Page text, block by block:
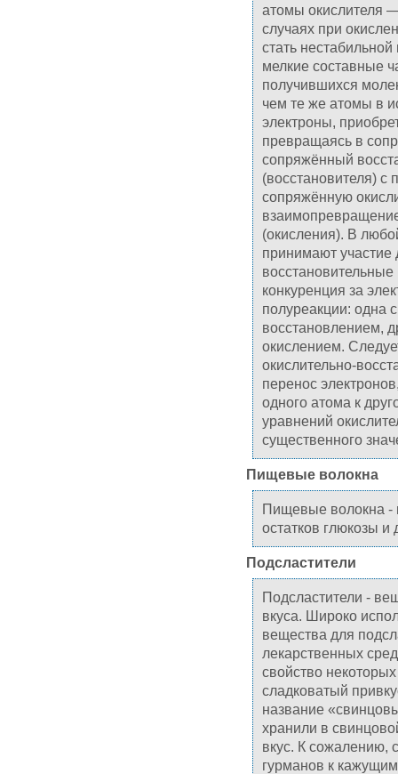
атомы окислителя
случаях при
стать
мелкие составные
получившихся
чем те же атомы в
электроны,
превращаясь в
сопряжённый
(восстановителя) с
сопряжённую
(окисления). В
принимают участие
конкуренция за
полуреакции: одна
восстановлением,
окислением.
окислительно-
перенос
одного атома к
уравнений
существенного
Пищевые волокна
Пищевые волокна -
остатков глюкозы и
Подсластители
Подсластители -
вкуса. Широко
вещества для
лекарственных
свойство
сладковатый
название
хранили в
вкус. К сожалению,
гурманов к